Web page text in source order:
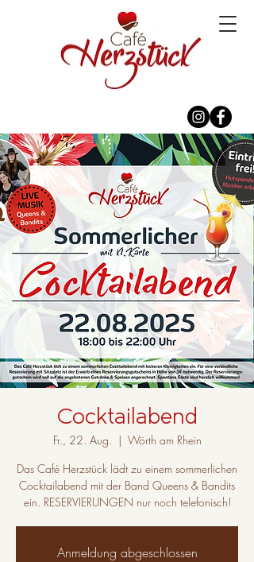
Cocktailabend
Fr., 22. Aug.
  |
Wörth am Rhein
Das Café Herzstück lädt zu einem sommerlichen
Cocktailabend mit der Band Queens & Bandits
ein. RESERVIERUNGEN nur noch telefonisch!
Anmeldung abgeschlossen